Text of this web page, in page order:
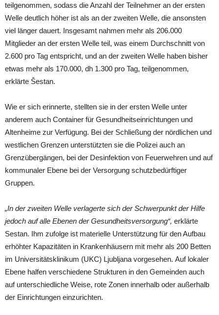
teilgenommen, sodass die Anzahl der Teilnehmer an der ersten
Welle deutlich höher ist als an der zweiten Welle, die ansonsten
viel länger dauert. Insgesamt nahmen mehr als 206.000
Mitglieder an der ersten Welle teil, was einem Durchschnitt von
2.600 pro Tag entspricht, und an der zweiten Welle haben bisher
etwas mehr als 170.000, dh 1.300 pro Tag, teilgenommen,
erklärte Šestan.
Wie er sich erinnerte, stellten sie in der ersten Welle unter
anderem auch Container für Gesundheitseinrichtungen und
Altenheime zur Verfügung. Bei der Schließung der nördlichen und
westlichen Grenzen unterstützten sie die Polizei auch an
Grenzübergängen, bei der Desinfektion von Feuerwehren und auf
kommunaler Ebene bei der Versorgung schutzbedürftiger
Gruppen.
„In der zweiten Welle verlagerte sich der Schwerpunkt der Hilfe
jedoch auf alle Ebenen der Gesundheitsversorgung“, erklärte
Sestan. Ihm zufolge ist materielle Unterstützung für den Aufbau
erhöhter Kapazitäten in Krankenhäusern mit mehr als 200 Betten
im Universitätsklinikum (UKC) Ljubljana vorgesehen. Auf lokaler
Ebene halfen verschiedene Strukturen in den Gemeinden auch
auf unterschiedliche Weise, rote Zonen innerhalb oder außerhalb
der Einrichtungen einzurichten.